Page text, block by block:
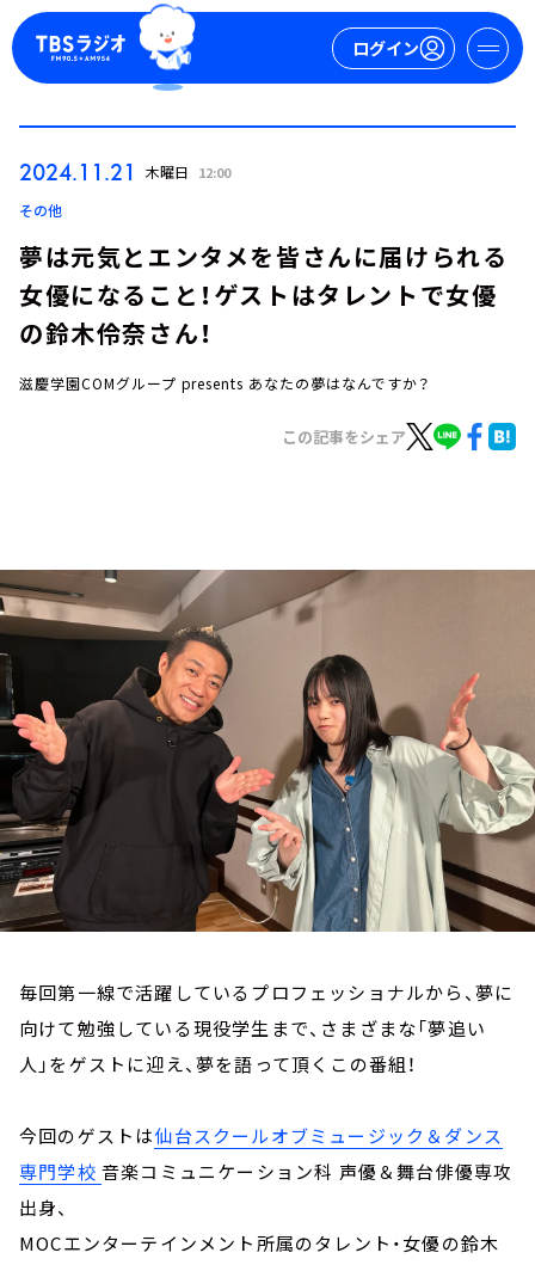
ログイン
イベント・グッズ
YouTube
会社情報
2024.11.21 木曜日 12:00
その他
夢は元気とエンタメを皆さんに届けられる
女優になること！ゲストはタレントで女優
の鈴木伶奈さん！
滋慶学園COMグループ presents あなたの夢はなんですか？
この記事をシェア
毎回第一線で活躍しているプロフェッショナルから、夢に
向けて勉強している現役学生まで、さまざまな「夢追い
人」をゲストに迎え、夢を語って頂くこの番組！
今回のゲストは仙台スクールオブミュージック＆ダンス
専門学校 音楽コミュニケーション科 声優＆舞台俳優専攻
出身、
MOCエンターテインメント所属のタレント・女優の鈴木